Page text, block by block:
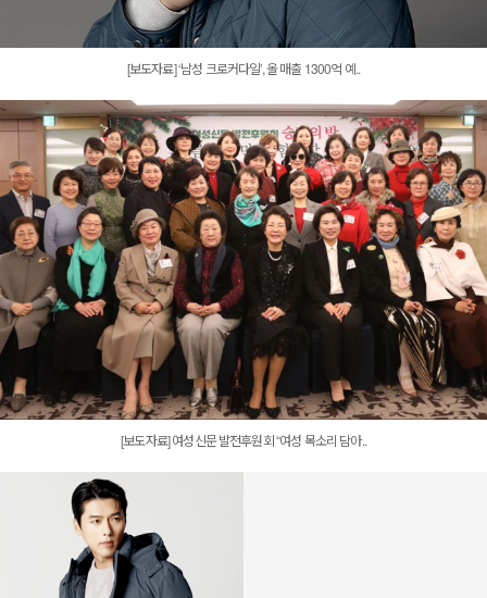
[보도자료] ‘남성 크로커다일’, 올 매출 1300억 예..
[보도자료] 여성신문 발전후원회 “여성 목소리 담아..